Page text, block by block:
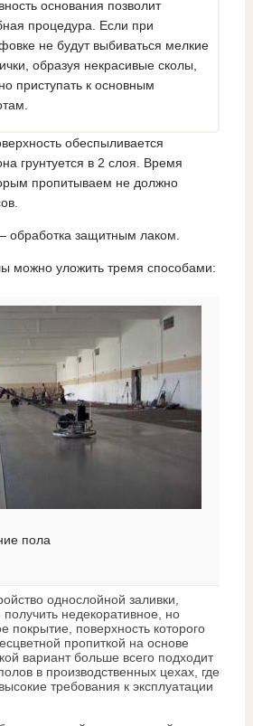
основания позволит
процедура. Если при
не будут выбиваться мелкие
образуя некрасивые сколы,
приступать к основным
обеспыливается
грунтуется в 2 слоя. Время
пропитываем не должно
защитным лаком.
можно уложить тремя способами:
пола
однослойной заливки,
недекоративное, но
покрытие, поверхность которого
пропиткой на основе
вариант больше всего подходит
в производственных цехах, где
требования к эксплуатации